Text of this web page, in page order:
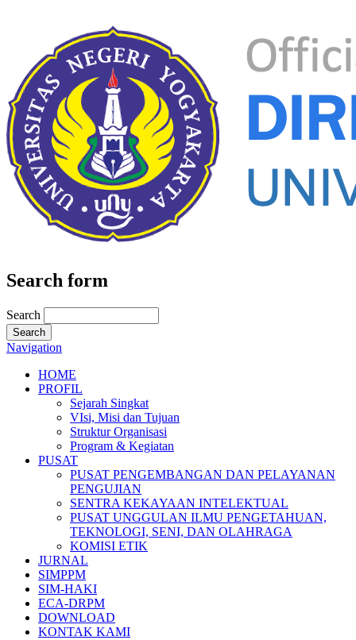
Search form
Search
Navigation
HOME
PROFIL
Sejarah Singkat
VIsi, Misi dan Tujuan
Struktur Organisasi
Program & Kegiatan
PUSAT
PUSAT PENGEMBANGAN DAN PELAYANAN
PENGUJIAN
SENTRA KEKAYAAN INTELEKTUAL
PUSAT UNGGULAN ILMU PENGETAHUAN,
TEKNOLOGI, SENI, DAN OLAHRAGA
KOMISI ETIK
JURNAL
SIMPPM
SIM-HAKI
ECA-DRPM
DOWNLOAD
KONTAK KAMI